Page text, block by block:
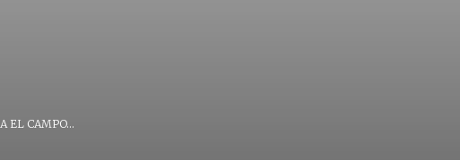
EL CAMPO...